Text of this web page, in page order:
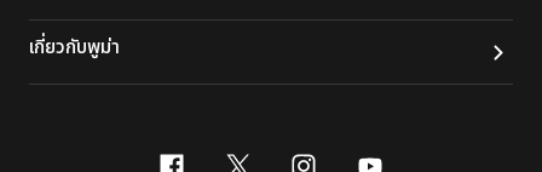
เกี่ยวกับพูม่า